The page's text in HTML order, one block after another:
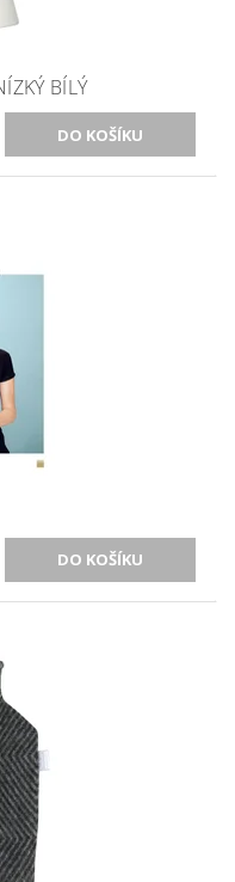
BÍLÝ